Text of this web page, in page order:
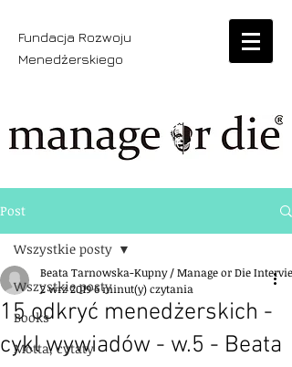
Fundacja Rozwoju
Menedżerskiego
Post
Wszystkie posty
Books
Motta, cytaty
Wszystkie posty
15 odkryć menedżerskich -
cykl wywiadów - w.5 - Beata
Beata Tarnowska-Kupny / Manage or Die
2 wrz 20196 minut(y) czytania